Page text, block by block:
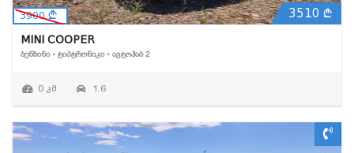
3900 3510
MINI COOPER
ᲑᲔᲜᲖᲘᲜᲘ • ᲢᲘᲞᲢᲠᲝᲜᲘᲙᲘ • ᲐᲕᲢᲝᲰᲐᲑ 2
0 კმ 1.6